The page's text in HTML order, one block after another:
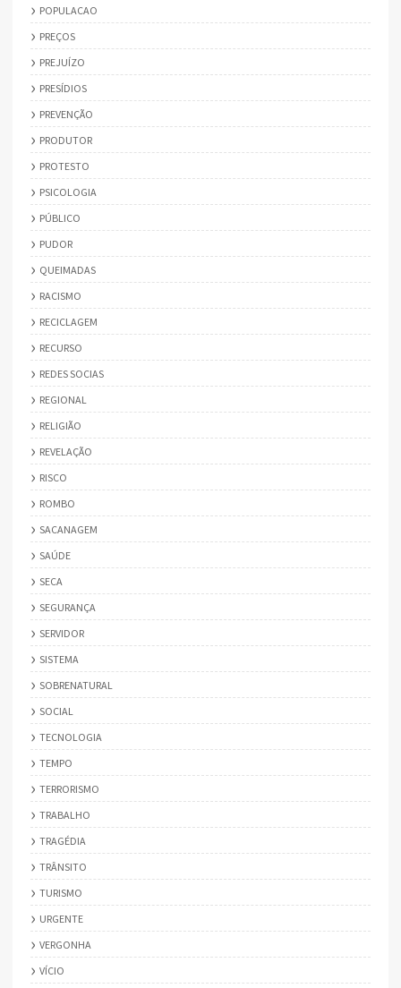
POPULACAO
PREÇOS
PREJUÍZO
PRESÍDIOS
PREVENÇÃO
PRODUTOR
PROTESTO
PSICOLOGIA
PÚBLICO
PUDOR
QUEIMADAS
RACISMO
RECICLAGEM
RECURSO
REDES SOCIAS
REGIONAL
RELIGIÃO
REVELAÇÃO
RISCO
ROMBO
SACANAGEM
SAÚDE
SECA
SEGURANÇA
SERVIDOR
SISTEMA
SOBRENATURAL
SOCIAL
TECNOLOGIA
TEMPO
TERRORISMO
TRABALHO
TRAGÉDIA
TRÂNSITO
TURISMO
URGENTE
VERGONHA
VÍCIO